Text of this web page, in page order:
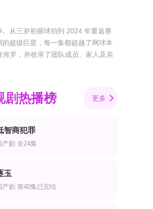
从三岁初握球拍到 2024 年重返赛
超级巨星，每一集都超越了网球本
罗，并收录了团队成员、家人及亲
剧热播榜 更多
智商犯罪
产剧 全24集
玉
产剧 第40集已完结